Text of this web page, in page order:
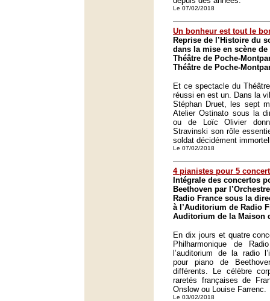
Le 07/02/2018
Un bonheur est tout le
Reprise de l’Histoire du
dans la mise en scène de
Théâtre de Poche-
Théâtre de Poche-
Et ce spectacle du
réussi en est un. Dans la
Stéphan Druet, les sept
Atelier Ostinato sous la
ou de Loïc Olivier
Stravinski son rôle
soldat décidément
Le 07/02/2018
4 pianistes pour 5
Intégrale des concertos
Beethoven par
Radio France sous la
à l’Auditorium de Radio
Auditorium de la Maison
En dix jours et quatre
Philharmonique de
l’auditorium de la radio
pour piano de
différents. Le célèbre
raretés françaises de
Onslow ou Louise Farrenc.
Le 03/02/2018